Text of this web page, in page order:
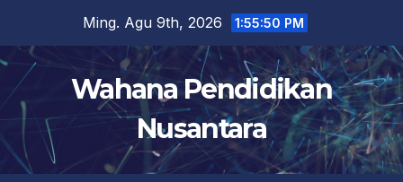
content
Ming. Agu 9th, 2026 1:55:51 PM
Wahana Pendidikan
Nusantara